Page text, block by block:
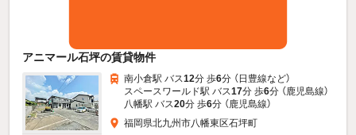
アニマール石坪の賃貸物件
南小倉駅 バス12分 歩6分 （日豊線など）
スペースワールド駅 バス17分 歩6分 （鹿児島線）
八幡駅 バス20分 歩6分 （鹿児島線）
福岡県北九州市八幡東区石坪町